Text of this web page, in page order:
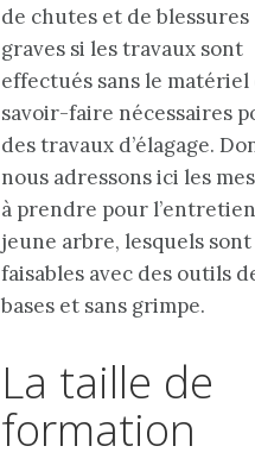
de chutes et de blessures
graves si les travaux sont
effectués sans le matériel
savoir-faire nécessaires
des travaux d’élagage.
nous adressons ici les
à prendre pour l’entretien
jeune arbre, lesquels sont
faisables avec des outils
bases et sans grimpe.
La taille de
formation